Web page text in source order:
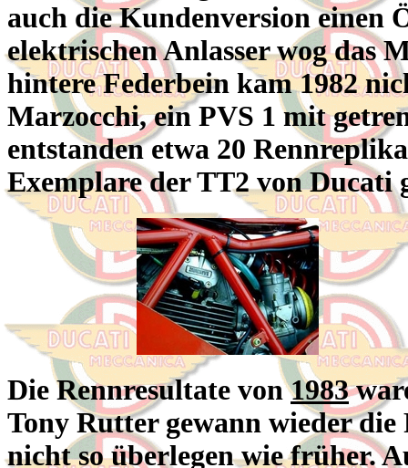
auch die Kundenversion
elektrischen Anlasser wog das
hintere Federbein kam 1982
Marzocchi, ein PVS 1 mit
entstanden etwa 20
Exemplare der TT2 von Ducati
Die Rennresultate von1983
Tony Rutter gewann wieder
nicht so überlegen wie früher.